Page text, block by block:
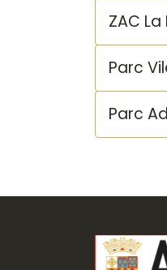
ZAC
Parc
Parc